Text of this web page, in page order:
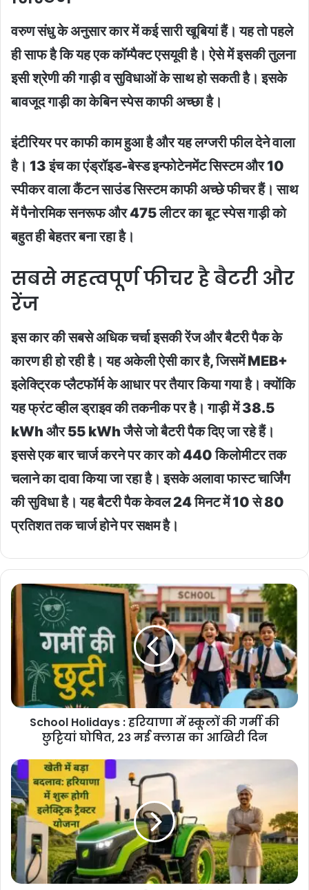
वरुण संधु के अनुसार कार में कई सारी खूबियां हैं। यह तो पहले
ही साफ है कि यह एक कॉम्पैक्ट एसयूवी है। ऐसे में इसकी तुलना
इसी श्रेणी की गाड़ी व सुविधाओं के साथ हो सकती है। इसके
बावजूद गाड़ी का केबिन स्पेस काफी अच्छा है।
इंटीरियर पर काफी काम हुआ है और यह लग्जरी फील देने वाला
है। 13 इंच का एंड्रॉइड-बेस्ड इन्फोटेनमेंट सिस्टम और 10
स्पीकर वाला कैंटन साउंड सिस्टम काफी अच्छे फीचर हैं। साथ
में पैनोरमिक सनरूफ और 475 लीटर का बूट स्पेस गाड़ी को
बहुत ही बेहतर बना रहा है।
सबसे महत्वपूर्ण फीचर है बैटरी और
रेंज
इस कार की सबसे अधिक चर्चा इसकी रेंज और बैटरी पैक के
कारण ही हो रही है। यह अकेली ऐसी कार है, जिसमें MEB+
इलेक्ट्रिक प्लैटफॉर्म के आधार पर तैयार किया गया है। क्योंकि
यह फ्रंट व्हील ड्राइव की तकनीक पर है। गाड़ी में 38.5
kWh और 55 kWh जैसे जो बैटरी पैक दिए जा रहे हैं।
इससे एक बार चार्ज करने पर कार को 440 किलोमीटर तक
चलाने का दावा किया जा रहा है। इसके अलावा फास्ट चार्जिंग
की सुविधा है। यह बैटरी पैक केवल 24 मिनट में 10 से 80
प्रतिशत तक चार्ज होने पर सक्षम है।
School
Holidays
:
हरियाणा
की
छुट्टियां
मई
क्लास
का
आखिरी
दिन
School Holidays : हरियाणा में स्कूलों की गर्मी की
छुट्टियां घोषित, 23 मई क्लास का आखिरी दिन
E
Tractor
Subsidy
:
हरियाणा
के
किसानों
को
आधी